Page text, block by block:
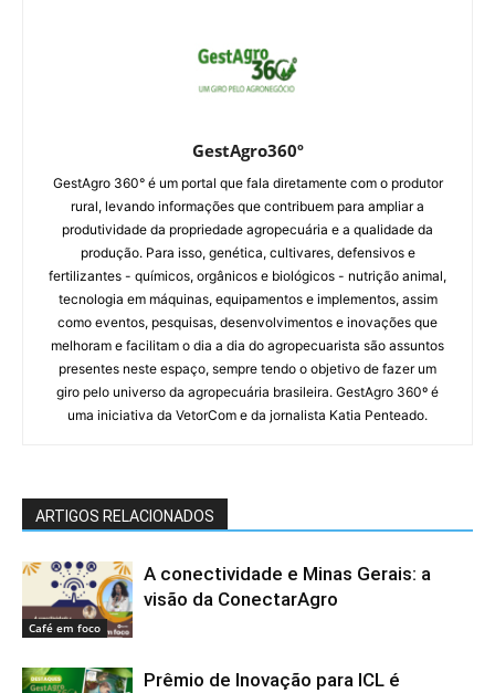
GestAgro360º
GestAgro 360° é um portal que fala diretamente com o produtor
rural, levando informações que contribuem para ampliar a
produtividade da propriedade agropecuária e a qualidade da
produção. Para isso, genética, cultivares, defensivos e
fertilizantes - químicos, orgânicos e biológicos - nutrição animal,
tecnologia em máquinas, equipamentos e implementos, assim
como eventos, pesquisas, desenvolvimentos e inovações que
melhoram e facilitam o dia a dia do agropecuarista são assuntos
presentes neste espaço, sempre tendo o objetivo de fazer um
giro pelo universo da agropecuária brasileira. GestAgro 360º é
uma iniciativa da VetorCom e da jornalista Katia Penteado.
ARTIGOS RELACIONADOS
Café em foco
A conectividade e Minas Gerais: a
visão da ConectarAgro
Prêmio de Inovação para ICL é